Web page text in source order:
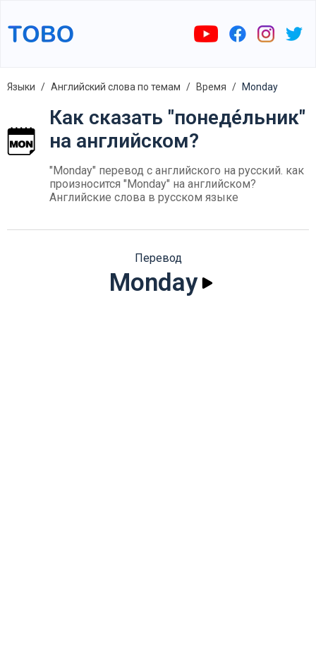
Языки Английский слова по темам Время Monday
Как сказать "понеде́льник"
на английском?
"Monday" перевод с английского на русский. как
произносится "Monday" на английском?
Английские слова в русском языке
Перевод
Monday